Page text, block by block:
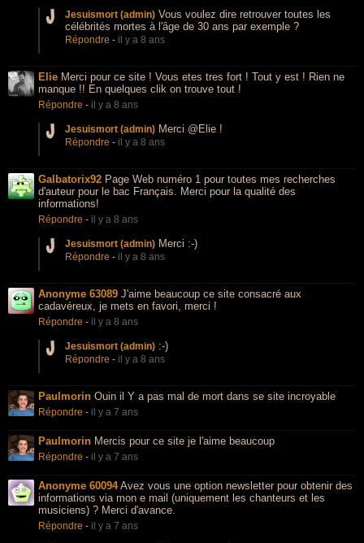
Jesuismort (admin) Vous voulez dire retrouver toutes les
célébrités mortes à l'âge de 30 ans par exemple ?
Répondre - il y a 8 ans
Elie Merci pour ce site ! Vous etes tres fort ! Tout y est ! Rien ne
manque !! En quelques clik on trouve tout !
Répondre - il y a 8 ans
Jesuismort (admin) Merci @Elie !
Répondre - il y a 8 ans
Galbatorix92 Page Web numéro 1 pour toutes mes recherches
d'auteur pour le bac Français. Merci pour la qualité des
informations!
Répondre - il y a 8 ans
Jesuismort (admin) Merci :-)
Répondre - il y a 8 ans
Anonyme 63089 J'aime beaucoup ce site consacré aux
cadavéreux, je mets en favori, merci !
Répondre - il y a 8 ans
Jesuismort (admin) :-)
Répondre - il y a 8 ans
Paulmorin Ouin il Y a pas mal de mort dans se site incroyable
Répondre - il y a 7 ans
Paulmorin Mercis pour ce site je l'aime beaucoup
Répondre - il y a 7 ans
Anonyme 60094Avez vous une option newsletter pour obtenir des
informations via mon e mail (uniquement les chanteurs et les
musiciens) ? Merci d'avance.
Répondre - il y a 7 ans